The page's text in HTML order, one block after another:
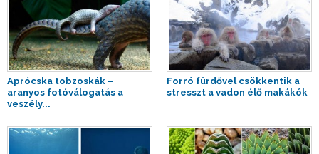
Aprócska tobzoskák –
aranyos fotóválogatás a
veszély...
Forró fürdővel csökkentik a
stresszt a vadon élő makákók